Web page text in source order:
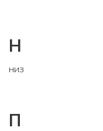
Н
НИЗ
П